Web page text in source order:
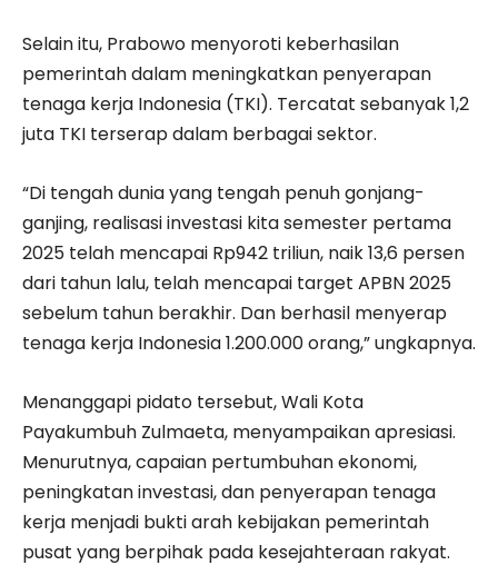
Selain itu, Prabowo menyoroti keberhasilan
pemerintah dalam meningkatkan penyerapan
tenaga kerja Indonesia (TKI). Tercatat sebanyak 1,2
juta TKI terserap dalam berbagai sektor.
“Di tengah dunia yang tengah penuh gonjang-
ganjing, realisasi investasi kita semester pertama
2025 telah mencapai Rp942 triliun, naik 13,6 persen
dari tahun lalu, telah mencapai target APBN 2025
sebelum tahun berakhir. Dan berhasil menyerap
tenaga kerja Indonesia 1.200.000 orang,” ungkapnya.
Menanggapi pidato tersebut, Wali Kota
Payakumbuh Zulmaeta, menyampaikan apresiasi.
Menurutnya, capaian pertumbuhan ekonomi,
peningkatan investasi, dan penyerapan tenaga
kerja menjadi bukti arah kebijakan pemerintah
pusat yang berpihak pada kesejahteraan rakyat.